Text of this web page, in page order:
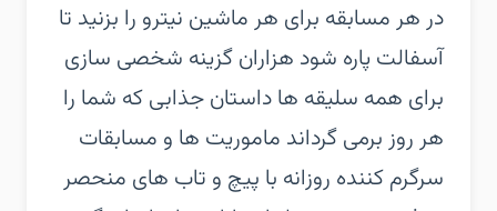
در هر مسابقه برای هر ماشین‏ نیترو را بزنید تا
آسفالت پاره شود‏ هزاران گزینه شخصی سازی
برای همه سلیقه ها‏ داستان جذابی که شما را
هر روز برمی گرداند‏ ماموریت ها و مسابقات
سرگرم کننده روزانه با پیچ و تاب های منحصر